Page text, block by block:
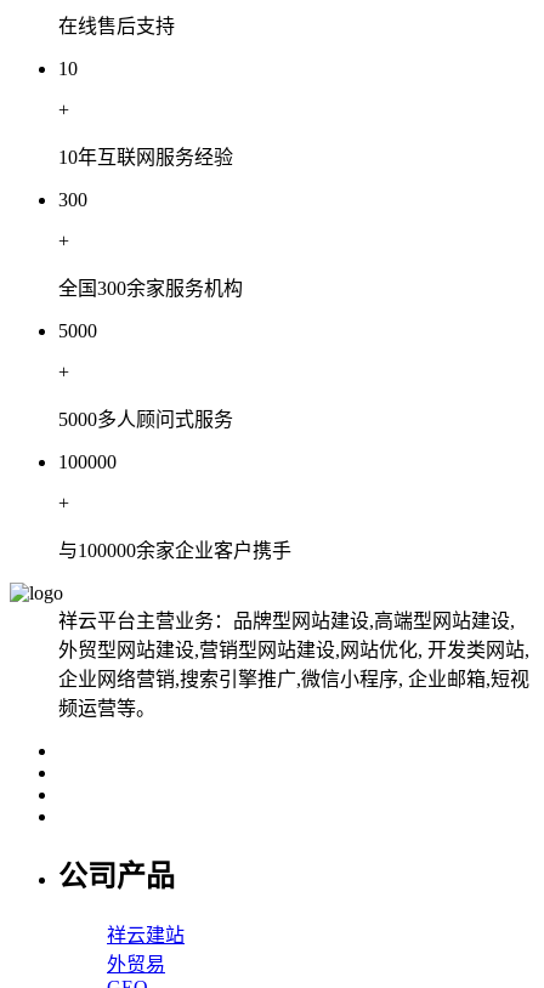
在线售后支持
10
+
10年互联网服务经验
300
+
全国300余家服务机构
5000
+
5000多人顾问式服务
100000
+
与100000余家企业客户携手
祥云平台主营业务：品牌型网站建设,高端型网站建设,
外贸型网站建设,营销型网站建设,网站优化, 开发类网站,
企业网络营销,搜索引擎推广,微信小程序, 企业邮箱,短视
频运营等。
公司产品
祥云建站
外贸易